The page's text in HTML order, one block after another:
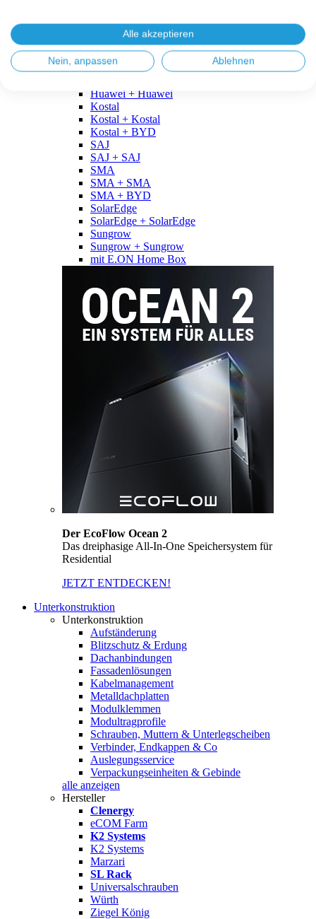
Fronius + BYD
GoodWe
GoodWe + GoodWe
GoodWe + BYD
Huawei + Huawei
Kostal
Kostal + Kostal
Kostal + BYD
SAJ
SAJ + SAJ
SMA
SMA + SMA
SMA + BYD
SolarEdge
SolarEdge + SolarEdge
Sungrow
Sungrow + Sungrow
mit E.ON Home Box
Der EcoFlow Ocean 2
Das dreiphasige All-In-One Speichersystem für
Residential
JETZT ENTDECKEN!
Unterkonstruktion
Unterkonstruktion
Aufständerung
Blitzschutz & Erdung
Dachanbindungen
Fassadenlösungen
Kabelmanagement
Metalldachplatten
Modulklemmen
Modultragprofile
Schrauben, Muttern & Unterlegscheiben
Verbinder, Endkappen & Co
Auslegungsservice
Verpackungseinheiten & Gebinde
alle anzeigen
Hersteller
Clenergy
eCOM Farm
K2 Systems
K2 Systems
Marzari
SL Rack
Universalschrauben
Würth
Ziegel König
Alle akzeptieren
Nein, anpassen Ablehnen